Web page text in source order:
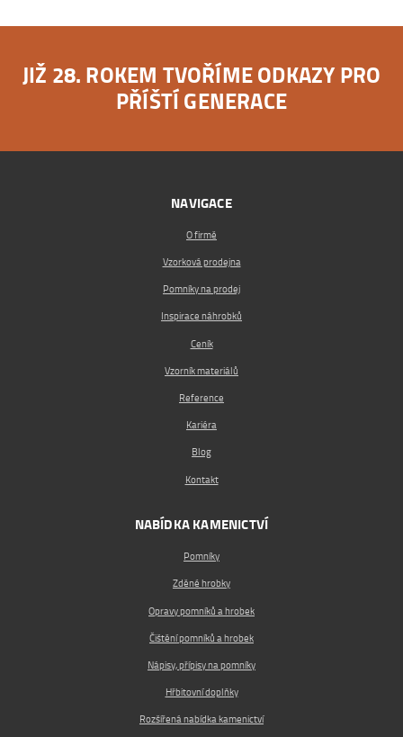
JIŽ 28. ROKEM TVOŘÍME ODKAZY PRO
PŘÍŠTÍ GENERACE
NAVIGACE
O firmě
Vzorková prodejna
Pomníky na prodej
Inspirace náhrobků
Ceník
Vzorník materiálů
Reference
Kariéra
Blog
Kontakt
NABÍDKA KAMENICTVÍ
Pomníky
Zděné hrobky
Opravy pomníků a hrobek
Čištění pomníků a hrobek
Nápisy, přípisy na pomníky
Hřbitovní doplňky
Rozšířená nabídka kamenictví